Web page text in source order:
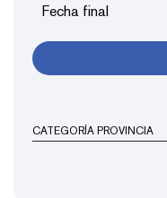
Fecha final
CATEGORÍA PROVINCIA